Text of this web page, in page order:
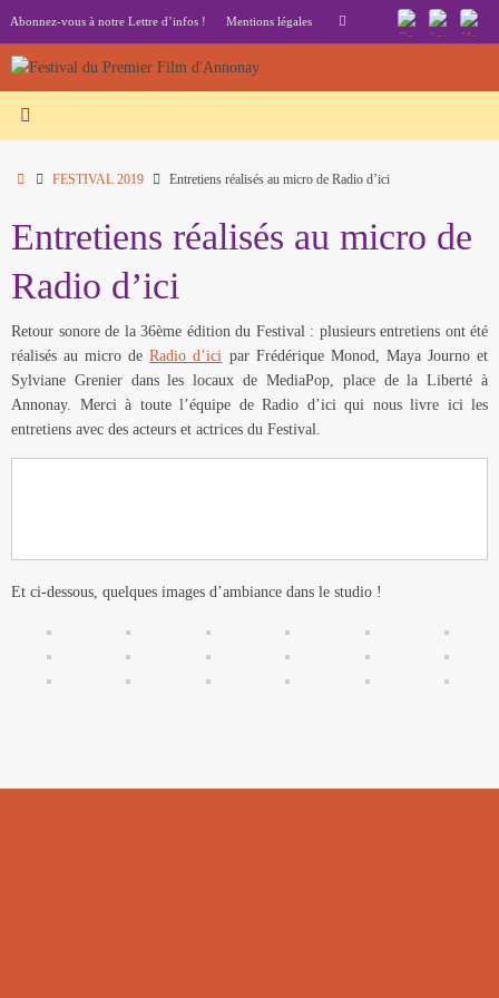
contenu
Abonnez-vous à notre Lettre d’infos ! Mentions légales
Recherche
Rechercher
AccueilFESTIVAL 2019 Entretiens réalisés au micro de Radio d’ici
Entretiens réalisés au micro de
Radio d’ici
Retour sonore de la 36ème édition du Festival : plusieurs entretiens ont été
réalisés au micro deRadio d’ici par Frédérique Monod, Maya Journo et
Sylviane Grenier dans les locaux de MediaPop, place de la Liberté à
Annonay. Merci à toute l’équipe de Radio d’ici qui nous livre ici les
entretiens avec des acteurs et actrices du Festival.
Et ci-dessous, quelques images d’ambiance dans le studio !